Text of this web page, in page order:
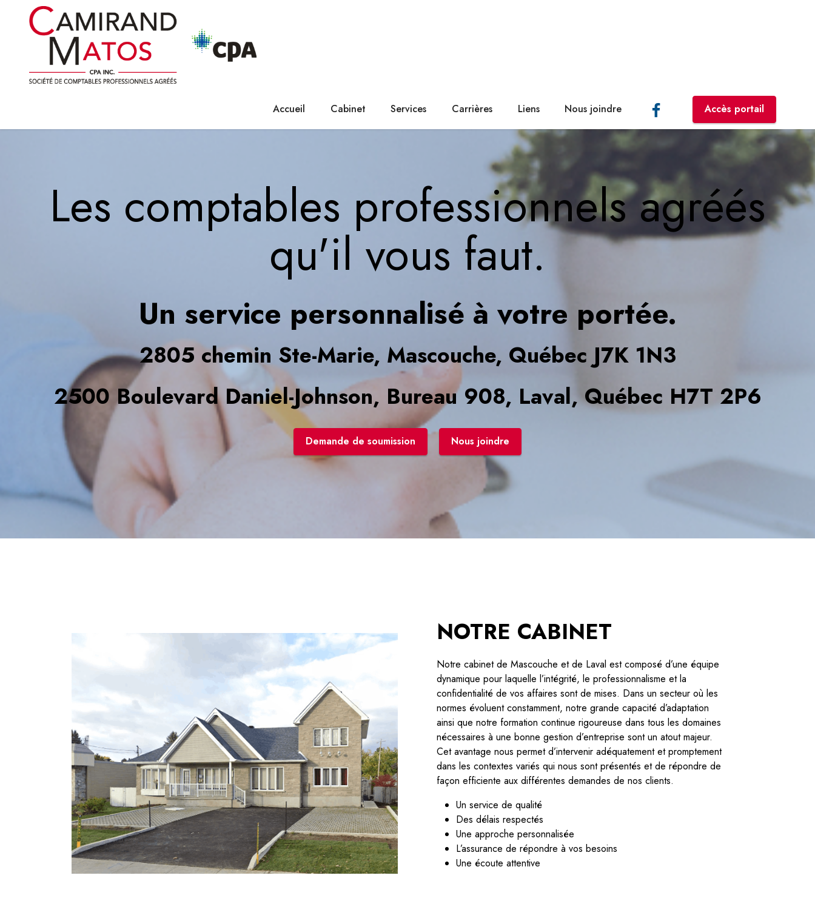
Accueil Cabinet Services Carrières Liens Nous joindre Accès portail
Les comptables professionnels agréés
qu'il vous faut.
Un service personnalisé à votre portée.
2805 chemin Ste-Marie, Mascouche, Québec J7K 1N3
2500 Boulevard Daniel-Johnson, Bureau 908, Laval, Québec H7T 2P6
Demande de soumission Nous joindre
NOTRE CABINET
Notre cabinet de Mascouche et de Laval est composé d’une équipe
dynamique pour laquelle l’intégrité, le professionnalisme et la
confidentialité de vos affaires sont de mises. Dans un secteur où les
normes évoluent constamment, notre grande capacité d’adaptation
ainsi que notre formation continue rigoureuse dans tous les domaines
nécessaires à une bonne gestion d’entreprise sont un atout majeur.
Cet avantage nous permet d’intervenir adéquatement et promptement
dans les contextes variés qui nous sont présentés et de répondre de
façon efficiente aux différentes demandes de nos clients.
Un service de qualité
Des délais respectés
Une approche personnalisée
L’assurance de répondre à vos besoins
Une écoute attentive